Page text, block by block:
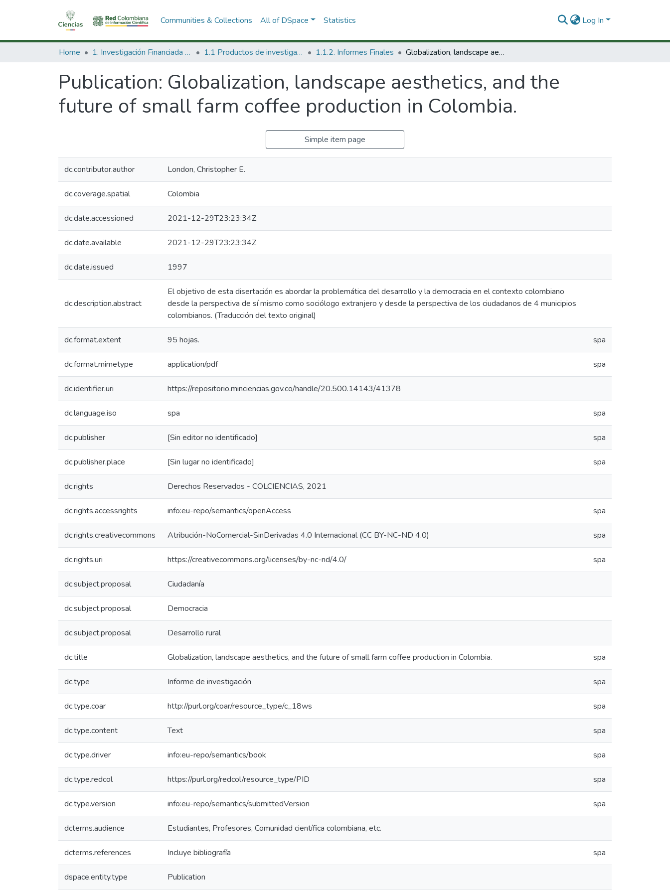
Communities & Collections All of DSpace Statistics Log In
Home 1. Investigación Financiada con Recursos Públicos 1.1 Productos de investigación 1.1.2. Informes Finales Globalization, landscape aesthetics, and the future of small farm coffee production in Colombia.
Publication: Globalization, landscape aesthetics, and the
future of small farm coffee production in Colombia.
Simple item page
dc.contributor.author London, Christopher E.
dc.coverage.spatial Colombia
dc.date.accessioned 2021-12-29T23:23:34Z
dc.date.available 2021-12-29T23:23:34Z
dc.date.issued 1997
dc.description.abstract
El objetivo de esta disertación es abordar la problemática del desarrollo y la democracia en el contexto colombiano
desde la perspectiva de sí mismo como sociólogo extranjero y desde la perspectiva de los ciudadanos de 4 municipios
colombianos. (Traducción del texto original)
dc.format.extent 95 hojas. spa
dc.format.mimetype application/pdf spa
dc.identifier.uri https://repositorio.minciencias.gov.co/handle/20.500.14143/41378
dc.language.iso spa spa
dc.publisher [Sin editor no identificado] spa
dc.publisher.place [Sin lugar no identificado] spa
dc.rights Derechos Reservados - COLCIENCIAS, 2021
dc.rights.accessrights info:eu-repo/semantics/openAccess spa
dc.rights.creativecommons Atribución-NoComercial-SinDerivadas 4.0 Internacional (CC BY-NC-ND 4.0) spa
dc.rights.uri https://creativecommons.org/licenses/by-nc-nd/4.0/ spa
dc.subject.proposal Ciudadanía
dc.subject.proposal Democracia
dc.subject.proposal Desarrollo rural
dc.title Globalization, landscape aesthetics, and the future of small farm coffee production in Colombia. spa
dc.type Informe de investigación spa
dc.type.coar http://purl.org/coar/resource_type/c_18ws spa
dc.type.content Text spa
dc.type.driver info:eu-repo/semantics/book spa
dc.type.redcol https://purl.org/redcol/resource_type/PID spa
dc.type.version info:eu-repo/semantics/submittedVersion spa
dcterms.audience Estudiantes, Profesores, Comunidad científica colombiana, etc.
dcterms.references Incluye bibliografía spa
dspace.entity.type Publication